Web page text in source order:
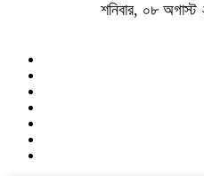
শনিবার, ০৮